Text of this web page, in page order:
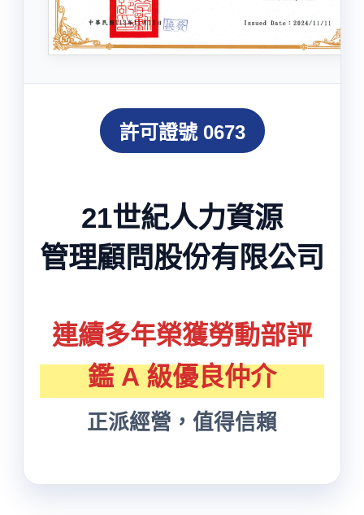
許可證號 0673
21世紀人力資源
管理顧問股份有限公司
連續多年榮獲勞動部評
鑑 A 級優良仲介
正派經營，值得信賴